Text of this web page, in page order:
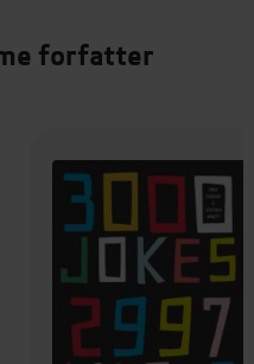
forfatter